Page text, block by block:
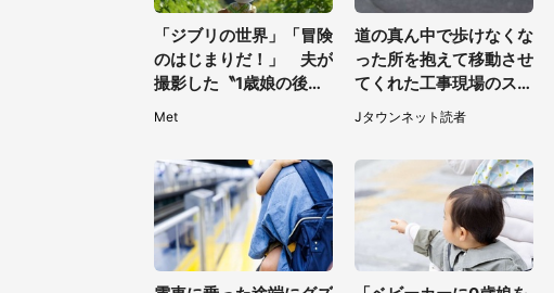
「ジブリの世界」「冒険
のはじまりだ！」 夫が
撮影した〝1歳娘の後ろ
Met
道の真ん中で歩けなくな
った所を抱えて移動させ
てくれた工事現場のスタ
ッフ。その後、家まで私
を送ると（大阪府・40
Jタウンネット読者